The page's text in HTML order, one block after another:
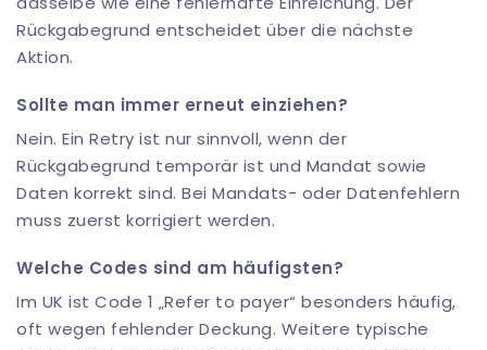
Rückgabegrund entscheidet über die nächste
Aktion.
Sollte man immer erneut einziehen?
Nein. Ein Retry ist nur sinnvoll, wenn der
Rückgabegrund temporär ist und Mandat sowie
Daten korrekt sind. Bei Mandats- oder Datenfehlern
muss zuerst korrigiert werden.
Welche Codes sind am häufigsten?
Im UK ist Code 1 „Refer to payer“ besonders häufig,
oft wegen fehlender Deckung. Weitere typische